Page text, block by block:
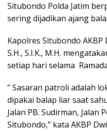
Situbondo Polda Jatim
sering dijadikan ajang
Kapolres Situbondo
S.H., S.I.K., M.H.
setiap hari selama
” Sasaran patroli adalah
dipakai balap liar saat
Jalan PB. Sudirman, Jalan
Situbondo,” kata AKBP